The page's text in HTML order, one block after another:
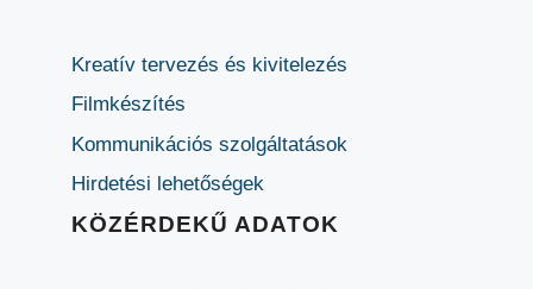
Kreatív tervezés és kivitelezés
Filmkészítés
Kommunikációs szolgáltatások
Hirdetési lehetőségek
KÖZÉRDEKŰ ADATOK